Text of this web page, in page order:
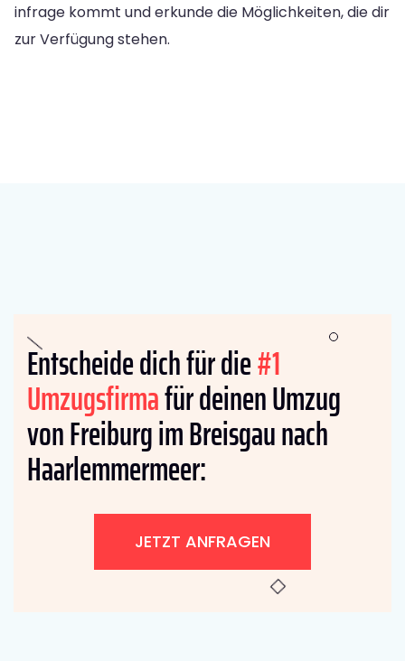
infrage kommt und erkunde die Möglichkeiten, die dir
zur Verfügung stehen.
Entscheide dich für die#1
Umzugsfirmafür deinen Umzug
von Freiburg im Breisgau nach
Haarlemmermeer:
JETZT ANFRAGEN